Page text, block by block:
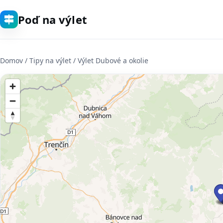
Poď na výlet
Domov / Tipy na výlet / Výlet Dubové a okolie